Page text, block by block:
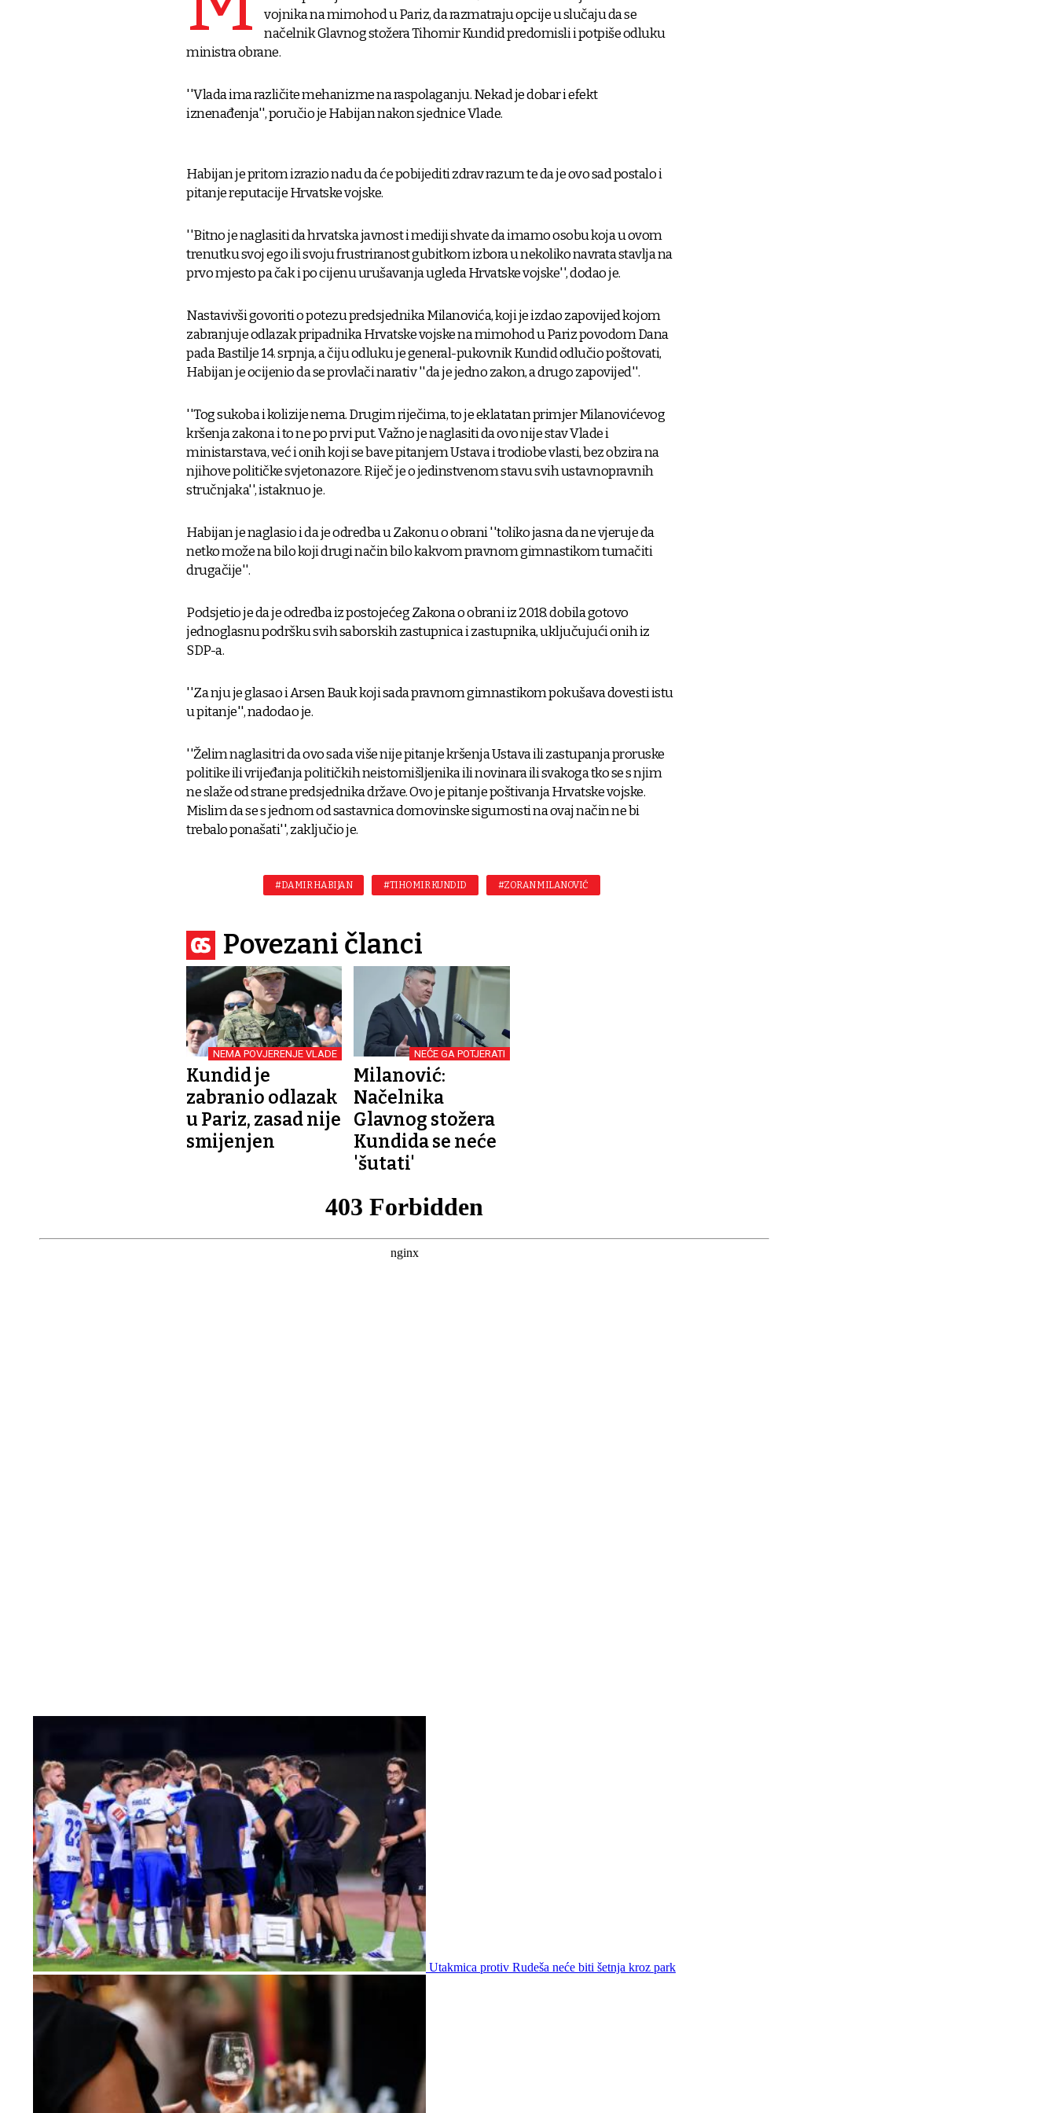
vojnika na mimohod u Pariz, da razmatraju opcije u slučaju da se
načelnik Glavnog stožera Tihomir Kundid predomisli i potpiše odluku
ministra obrane.
''Vlada ima različite mehanizme na raspolaganju. Nekad je dobar i efekt
iznenađenja'', poručio je Habijan nakon sjednice Vlade.
Habijan je pritom izrazio nadu da će pobijediti zdrav razum te da je ovo sad postalo i
pitanje reputacije Hrvatske vojske.
''Bitno je naglasiti da hrvatska javnost i mediji shvate da imamo osobu koja u ovom
trenutku svoj ego ili svoju frustriranost gubitkom izbora u nekoliko navrata stavlja na
prvo mjesto pa čak i po cijenu urušavanja ugleda Hrvatske vojske'', dodao je.
Nastavivši govoriti o potezu predsjednika Milanovića, koji je izdao zapovijed kojom
zabranjuje odlazak pripadnika Hrvatske vojske na mimohod u Pariz povodom Dana
pada Bastilje 14. srpnja, a čiju odluku je general-pukovnik Kundid odlučio poštovati,
Habijan je ocijenio da se provlači narativ ''da je jedno zakon, a drugo zapovijed''.
''Tog sukoba i kolizije nema. Drugim riječima, to je eklatatan primjer Milanovićevog
kršenja zakona i to ne po prvi put. Važno je naglasiti da ovo nije stav Vlade i
ministarstava, već i onih koji se bave pitanjem Ustava i trodiobe vlasti, bez obzira na
njihove političke svjetonazore. Riječ je o jedinstvenom stavu svih ustavnopravnih
stručnjaka'', istaknuo je.
Habijan je naglasio i da je odredba u Zakonu o obrani ''toliko jasna da ne vjeruje da
netko može na bilo koji drugi način bilo kakvom pravnom gimnastikom tumačiti
drugačije''.
Podsjetio je da je odredba iz postojećeg Zakona o obrani iz 2018. dobila gotovo
jednoglasnu podršku svih saborskih zastupnica i zastupnika, uključujući onih iz
SDP-a.
''Za nju je glasao i Arsen Bauk koji sada pravnom gimnastikom pokušava dovesti istu
u pitanje'', nadodao je.
''Želim naglasitri da ovo sada više nije pitanje kršenja Ustava ili zastupanja proruske
politike ili vrijeđanja političkih neistomišljenika ili novinara ili svakoga tko se s njim
ne slaže od strane predsjednika države. Ovo je pitanje poštivanja Hrvatske vojske.
Mislim da se s jednom od sastavnica domovinske sigurnosti na ovaj način ne bi
trebalo ponašati'', zaključio je.
#DAMIR HABIJAN #TIHOMIR KUNDID #ZORAN MILANOVIĆ
Povezani članci
NEMA POVJERENJE VLADE
Kundid je
zabranio odlazak
u Pariz, zasad nije
smijenjen
NEĆE GA POTJERATI
Milanović:
Načelnika
Glavnog stožera
Kundida se neće
'šutati'
Utakmica protiv Rudeša neće biti šetnja kroz park